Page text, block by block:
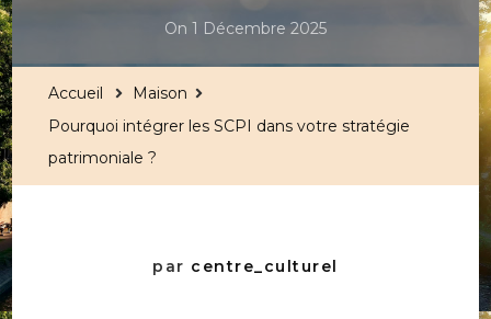
On 1 Décembre 2025
Accueil
Maison
Pourquoi intégrer les SCPI dans votre stratégie
patrimoniale ?
par centre_culturel